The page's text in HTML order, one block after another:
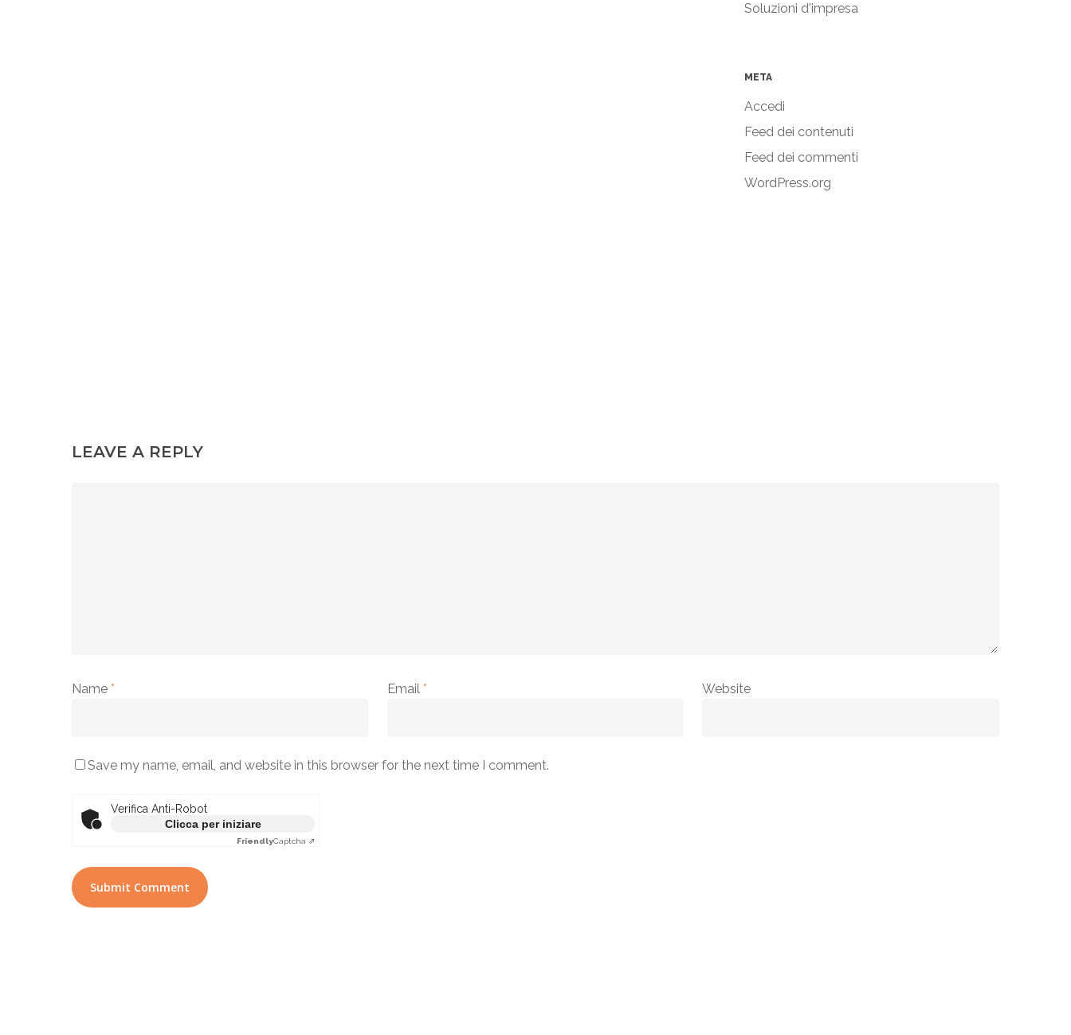
Soluzioni d'impresa
META
Accedi
Feed dei contenuti
Feed dei commenti
WordPress.org
LEAVE A REPLY
Name * Email * Website
Save my name, email, and website in this browser for the next time I comment.
Verifica Anti-Robot
Clicca per iniziare
FriendlyCaptcha ⇗